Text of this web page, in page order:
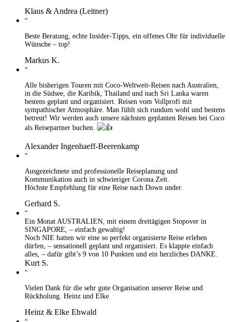
Klaus & Andrea (Leitner)
“
Beste Beratung, echte Insider-Tipps, ein offenes Ohr für individuelle
Wünsche – top!
Markus K.
“
Alle bisherigen Touren mit Coco-Weltweit-Reisen nach Australien,
in die Südsee, die Karibik, Thailand und nach Sri Lanka waren
bestens geplant und organisiert. Reisen vom Vollprofi mit
sympathischer Atmosphäre. Man fühlt sich rundum wohl und bestens
betreut! Wir werden auch unsere nächsten geplanten Reisen bei Coco
als Reisepartner buchen.
Alexander Ingenhaeff-Beerenkamp
“
Ausgezeichnete und professionelle Reiseplanung und
Kommunikation auch in schwieriger Corona Zeit.
Höchste Empfehlung für eine Reise nach Down under.
Gerhard S.
“
Ein Monat AUSTRALIEN, mit einem dreitägigen Stopover in
SINGAPORE, – einfach gewaltig!
Noch NIE hatten wir eine so perfekt organisierte Reise erleben
dürfen, – sensationell geplant und organisiert. Es klappte einfach
alles, – dafür gibt’s 9 von 10 Punkten und ein herzliches DANKE.
Kurt S.
“
Vielen Dank für die sehr gute Organisation unserer Reise und
Rückholung. Heinz und Elke
Heinz & Elke Ehwald